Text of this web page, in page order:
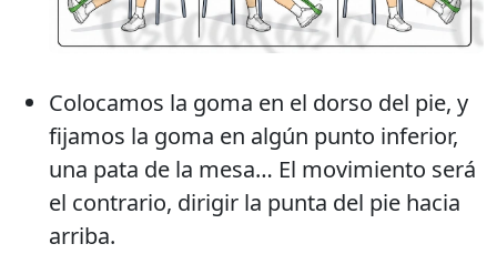
Colocamos la goma en el dorso del pie, y
fijamos la goma en algún punto inferior,
una pata de la mesa… El movimiento será
el contrario, dirigir la punta del pie hacia
arriba.